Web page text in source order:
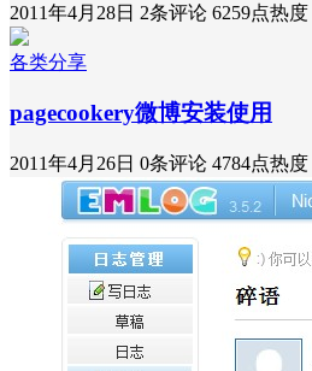
2011年4月28日 2条评论 6259点热度
各类分享
pagecookery微博安装使用
2011年4月26日 0条评论 4784点热度